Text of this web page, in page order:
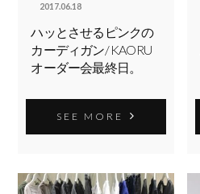
2017.06.18
ハッとさせるピンクの
カーディガン/ KAORU
オーダー会最終日。
SEE MORE